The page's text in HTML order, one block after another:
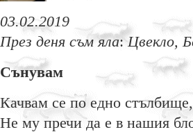
03.02.2019
През деня съм яла:Цвекло,
Сънувам
Качвам се по едно
Не му пречи да е в нашия